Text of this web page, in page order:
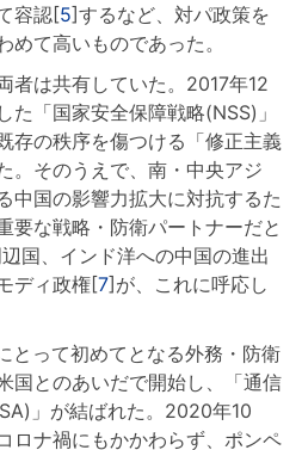
容認[5]するなど、対パ政策を
て高いものであった。
者は共有していた。2017年12
た「国家安全保障戦略(NSS)」
存の秩序を傷つける「修正主義
。そのうえで、南・中央アジ
中国の影響力拡大に対抗するた
要な戦略・防衛パートナーだと
国、インド洋への中国の進出
ディ政権[7]が、これに呼応し
って初めてとなる外務・防衛
国とのあいだで開始し、「通信
」が結ばれた。2020年10
ロナ禍にもかかわらず、ポンペ